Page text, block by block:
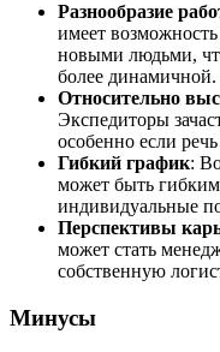
Разнообразие
имеет возможность
новыми людьми,
более динамичной.
Относительно
Экспедиторы
особенно если
Гибкий график:
может быть гибким
индивидуальные
Перспективы
может стать
собственную
Минусы